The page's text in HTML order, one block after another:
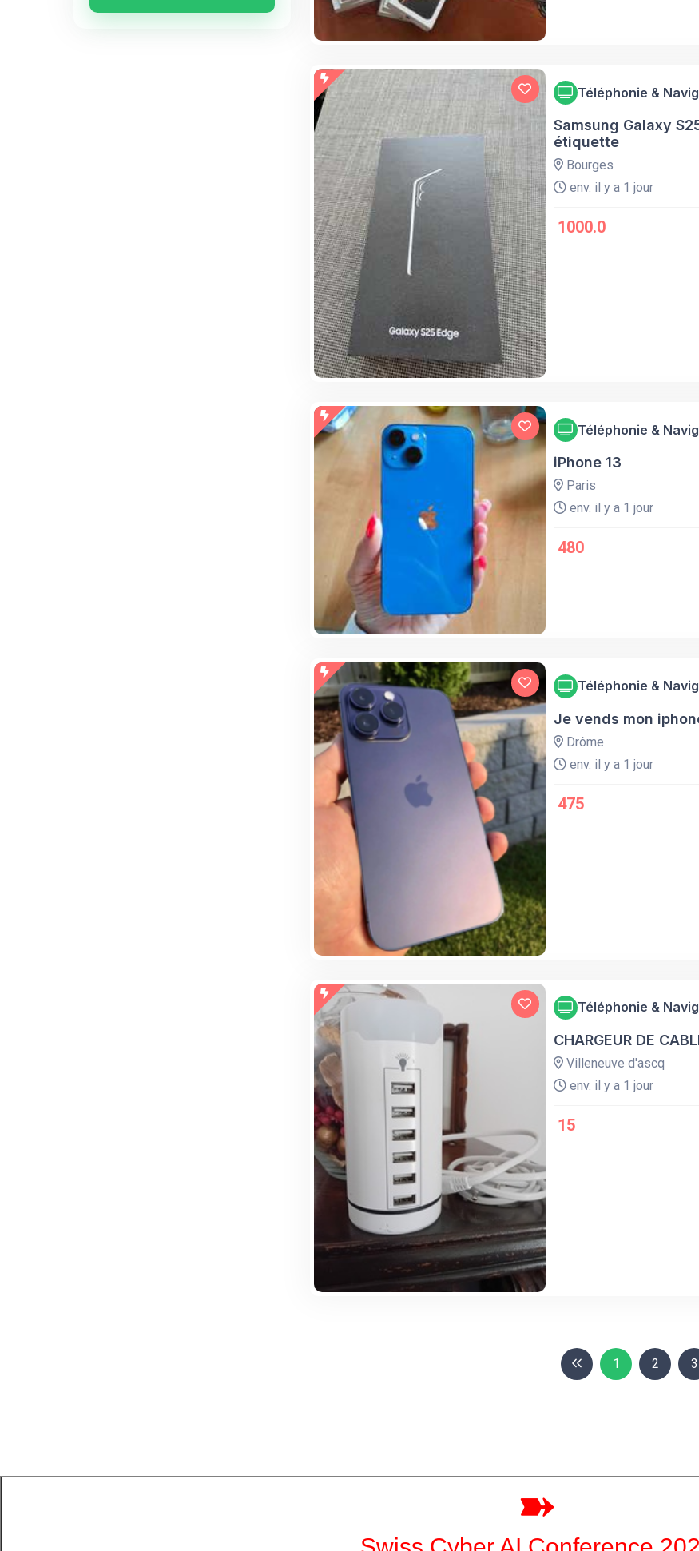
Téléphonie &
Samsung Galaxy
étiquette
Bourges
env. il y a 1 jour
1000.0
Téléphonie &
iPhone 13
Paris
env. il y a 1 jour
480
Téléphonie &
Je vends mon
Drôme
env. il y a 1 jour
475
Téléphonie &
CHARGEUR DE
Villeneuve d'ascq
env. il y a 1 jour
15
1 2 3